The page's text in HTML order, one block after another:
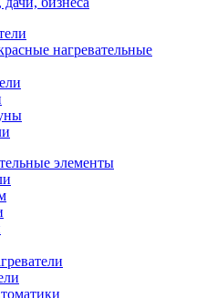
нагревательные
элементы